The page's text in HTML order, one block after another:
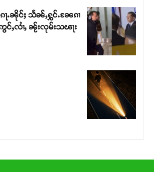
ႉၼိုင်ႈ သႅၼ်ႇႁွင်ႉၼႄၵၢ
ႇလၢႆႇ ၼႂ်းလုမ်းသၽႃး